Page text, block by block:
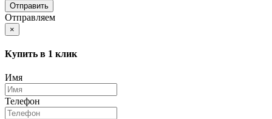
Отправляем
×
Купить в 1 клик
Имя
Телефон